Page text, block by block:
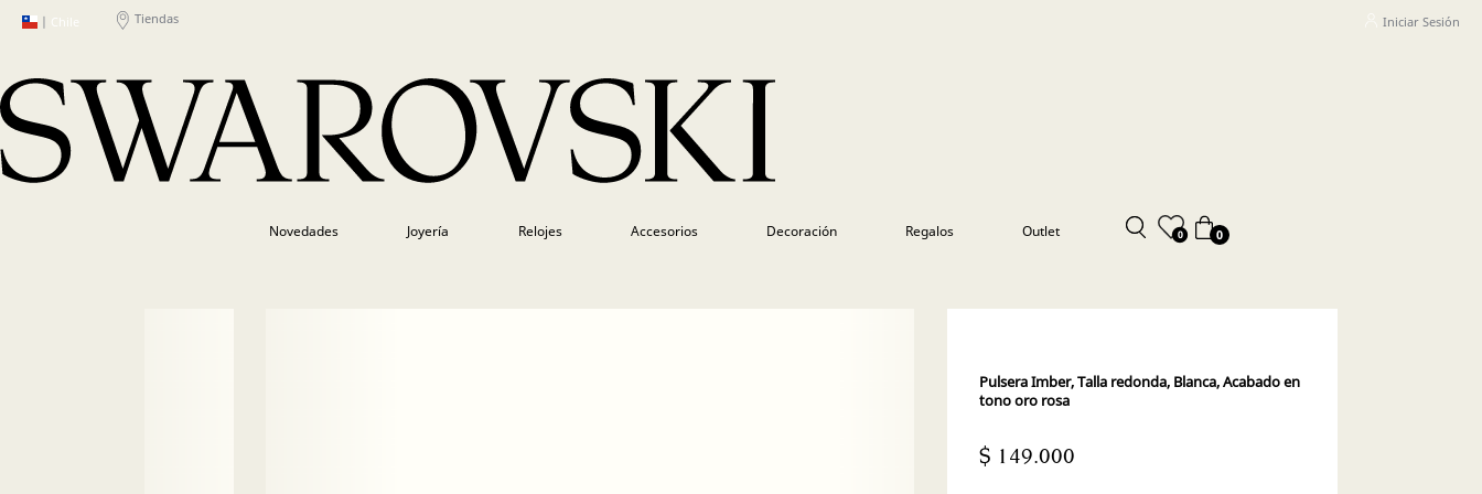
| Chile Tiendas Iniciar Sesión
Novedades Joyería Relojes Accesorios Decoración Regalos Outlet 0 0
Pulsera Imber, Talla redonda, Blanca, Acabado en
tono oro rosa
$ 149.000